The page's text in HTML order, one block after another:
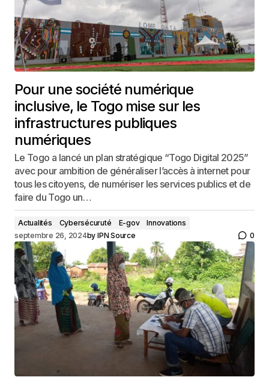
Pour une société numérique
inclusive, le Togo mise sur les
infrastructures publiques
numériques
Le Togo a lancé un plan stratégique “Togo Digital 2025”
avec pour ambition de généraliser l’accès à internet pour
tous les citoyens, de numériser les services publics et de
faire du Togo un…
Actualités Cybersécuruté E-gov
Innovations
septembre 26, 2024by IPN Source 0